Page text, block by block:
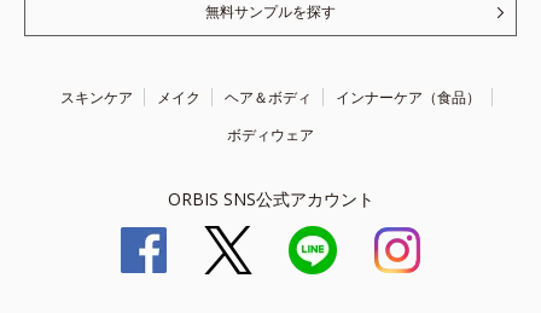
無料サンプルを探す
スキンケア メイク ヘア＆ボディ
インナーケア（食品）
ボディウェア
ORBIS SNS公式アカウント